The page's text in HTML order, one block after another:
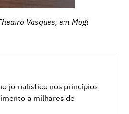
Vasques, em Mogi
jornalístico nos princípios
a milhares de